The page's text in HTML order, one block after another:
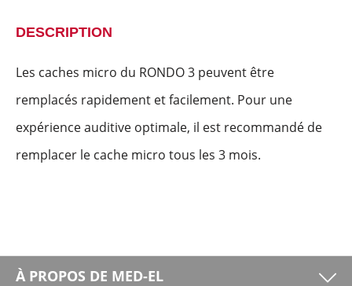
DESCRIPTION
Les caches micro du RONDO 3 peuvent être
remplacés rapidement et facilement. Pour une
expérience auditive optimale, il est recommandé de
remplacer le cache micro tous les 3 mois.
À PROPOS DE MED-EL